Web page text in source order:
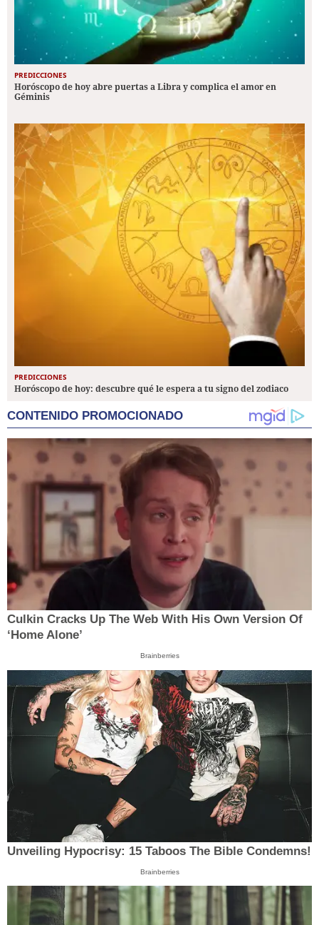
PREDICCIONES
Horóscopo de hoy abre puertas a Libra y complica el amor en
Géminis
PREDICCIONES
Horóscopo de hoy: descubre qué le espera a tu signo del zodiaco
CONTENIDO PROMOCIONADO
Culkin Cracks Up The Web With His Own Version Of
‘Home Alone’
Brainberries
Unveiling Hypocrisy: 15 Taboos The Bible Condemns!
Brainberries